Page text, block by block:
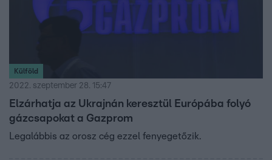
Külföld
2022. szeptember 28. 15:47
Elzárhatja az Ukrajnán keresztül Európába folyó
gázcsapokat a Gazprom
Legalábbis az orosz cég ezzel fenyegetőzik.